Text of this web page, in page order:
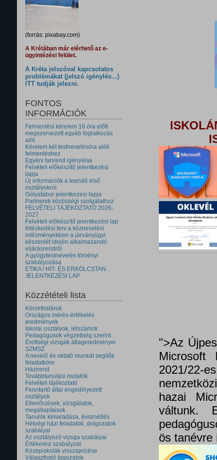
(forrás: pixabay.com)
A Krétában már elérhető az e-
ügyintézési felület.
A Kréta jelszóval kapcsolatos
problémákat (jelszó igénylés...)
ITT tudják jelezni.
FONTOS
INFORMÁCIÓK
Felmentési kérelem 16 óra előtt
megszervezett egyéb foglalkozás
alól
Kérelem két testnevelésóra alóli
felmentéshez
Egyéni tanrend igénylése
Felvételi előkészítő jelentkezési
lapja
Új információk a leendő első
osztályokról
Gólyatábor jelentkezési lapja
Partnerek közösségi szolgálathoz
FELVÉTELI TÁJÉKOZTATÓ 2026-
2027
Felvételi előkészítő jelentkezési lap
Intézkedési terv a köznevelési
intézményekben a járványügyi
készenlét idején alkalmazandó
eljárásrendről
A gyógytestnevelés törvényi
szabályozása
ETIKA / HIT- ÉS ERKÖLCSTAN
JELENTKEZÉSI LAP
Közzétételi lista
Körzethatárok
Országos mérés-értékelés
eredmények
Iskolai osztályok, létszámok
Pedagógusok végzettség szerint
Érettségi vizsgák átlageredményei
SZMSZ
A nevelő és oktató munkát segitők
feladatköre
Házirend
Továbbtanulási mutatók
Felvételi tájékoztató
Fenntartó által engedélyezett
osztályok
Ellenőrzések, vizsgálatok,
megállapítások
Tanulók kimaradása, évismétlés
Hétvégi házi feladatok, dolgozatok
szabályai
Az osztályozó vizsga szabályai
Értékelési szabályzat
Középiskolák visszajelzése
Választható tagozatok
">Az
Microsoft
2021/
hazai
váltunk.
ös tanévre